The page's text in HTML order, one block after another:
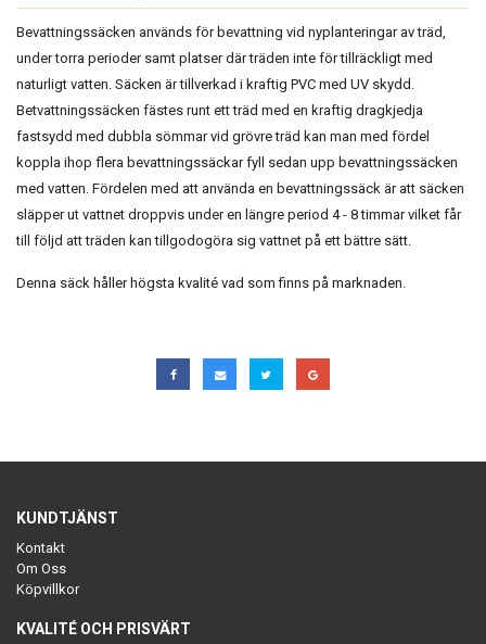
Bevattningssäcken används för bevattning vid nyplanteringar av träd,
under torra perioder samt platser där träden inte för tillräckligt med
naturligt vatten. Säcken är tillverkad i kraftig PVC med UV skydd.
Betvattningssäcken fästes runt ett träd med en kraftig dragkjedja
fastsydd med dubbla sömmar vid grövre träd kan man med fördel
koppla ihop flera bevattningssäckar fyll sedan upp bevattningssäcken
med vatten. Fördelen med att använda en bevattningssäck är att säcken
släpper ut vattnet droppvis under en längre period 4 - 8 timmar vilket får
till följd att träden kan tillgodogöra sig vattnet på ett bättre sätt.
Denna säck håller högsta kvalité vad som finns på marknaden.
KUNDTJÄNST
Kontakt
Om Oss
Köpvillkor
KVALITÉ OCH PRISVÄRT